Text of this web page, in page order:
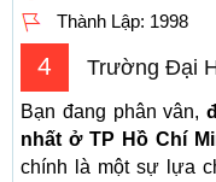
Thành Lập: 1998
4 Trường Đại
Bạn đang phân vân,
nhất ở TP Hồ Chí
chính là một sự lựa